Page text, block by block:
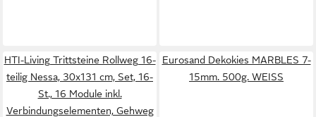
HTI-Living Trittsteine Rollweg 16-
teilig Nessa, 30x131 cm, Set, 16-
St., 16 Module inkl.
Verbindungselementen, Gehweg
Eurosand Dekokies MARBLES 7-
15mm. 500g. WEISS